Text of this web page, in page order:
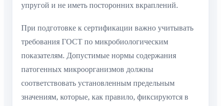
упругой и не иметь посторонних вкраплений.
При подготовке к сертификации важно учитывать
требования ГОСТ по микробиологическим
показателям. Допустимые нормы содержания
патогенных микроорганизмов должны
соответствовать установленным предельным
значениям, которые, как правило, фиксируются в